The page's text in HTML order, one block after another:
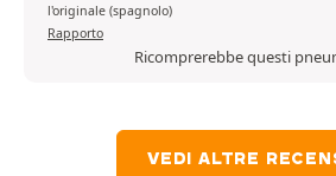
l'originale (spagnolo)
Rapporto
Ricomprerebbe questi
VEDI ALTRE